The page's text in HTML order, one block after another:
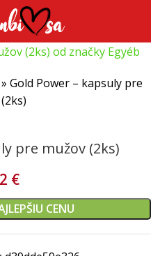
» Gold Power – kapsuly pre
pre mužov (2ks)
€
CENU